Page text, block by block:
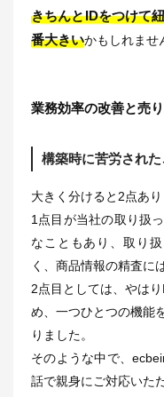
きちんとIDをつけて
番大きいかもしれませ
業務効率の改善と売
構築時に苦労された
大きく分けると2点あり
1点目が当社の取り扱
なこともあり、取り
く、商品情報の精査に
2点目としては、やは
め、一つひとつの機能
りました。
そのような中で、
話で親身にご対応いた